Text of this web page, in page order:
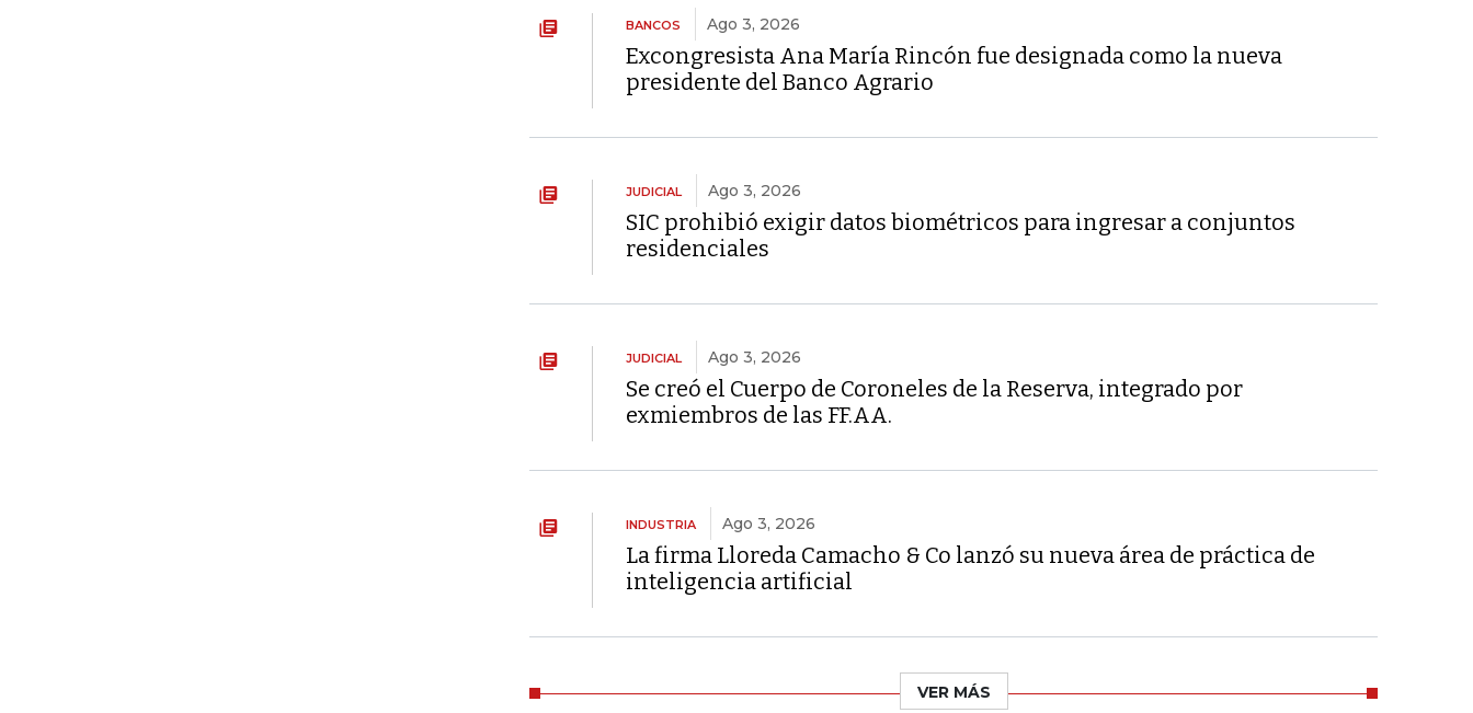
BANCOS Ago 3, 2026
Excongresista Ana María Rincón fue designada como la nueva
presidente del Banco Agrario
JUDICIAL Ago 3, 2026
SIC prohibió exigir datos biométricos para ingresar a conjuntos
residenciales
JUDICIAL Ago 3, 2026
Se creó el Cuerpo de Coroneles de la Reserva, integrado por
exmiembros de las FF.AA.
INDUSTRIA Ago 3, 2026
La firma Lloreda Camacho & Co lanzó su nueva área de práctica de
inteligencia artificial
VER MÁS